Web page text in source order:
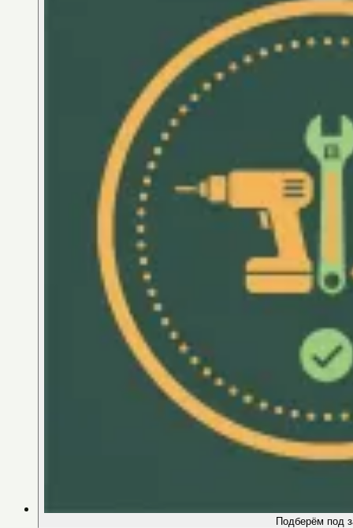
Подберём под